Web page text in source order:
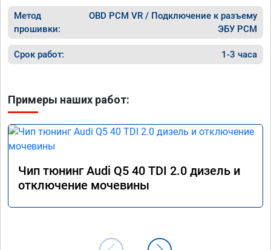
Метод
прошивки:
OBD PCM VR / Подключение к разъему
ЭБУ PCM
Срок работ: 1-3 часа
Примеры наших работ:
Чип тюнинг Audi Q5 40 TDI 2.0 дизель и
отключение мочевины